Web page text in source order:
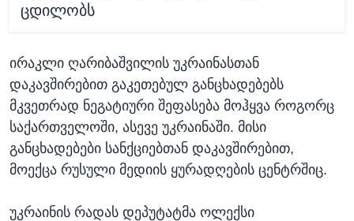
ცდილობს
ირაკლი ღარიბაშვილის უკრაინასთან
დაკავშირებით გაკეთებულ განცხადებებს
მკვეთრად ნეგატიური შეფასება მოჰყვა როგორც
საქართველოში, ასევე უკრაინაში. მისი
განცხადებები სანქციებთან დაკავშირებით,
მოექცა რუსული მედიის ყურადღების ცენტრშიც.
უკრაინის რადას დეპუტატმა ოლექსი